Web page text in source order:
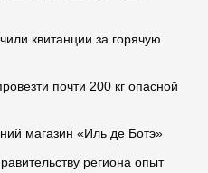
квитанции за горячую
почти 200 кг опасной
магазин «Иль де Ботэ»
региона опыт